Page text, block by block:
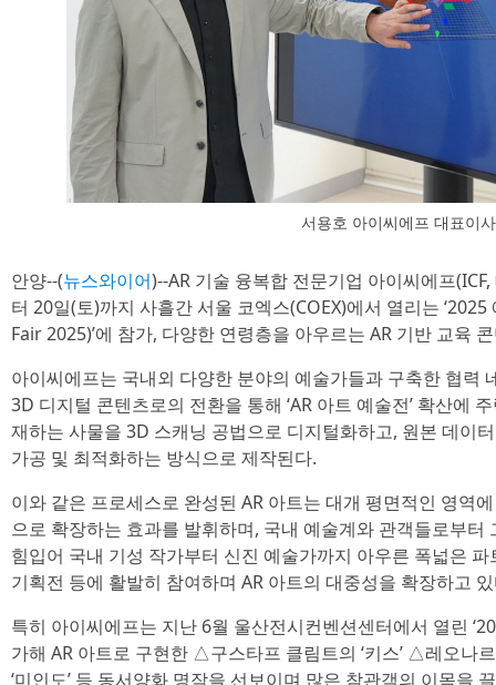
서용호 아이씨에프 대표이사
안양--(뉴스와이어)--AR 기술 융복합 전문기업 아이씨에프
터 20일(토)까지 사흘간 서울 코엑스(COEX)에서 열리는
Fair 2025)’에 참가, 다양한 연령층을 아우르는 AR 기반 교육
아이씨에프는 국내외 다양한 분야의 예술가들과 구축한 협력
3D 디지털 콘텐츠로의 전환을 통해 ‘AR 아트 예술전’ 확산에
재하는 사물을 3D 스캐닝 공법으로 디지털화하고, 원본 데이
가공 및 최적화하는 방식으로 제작된다.
이와 같은 프로세스로 완성된 AR 아트는 대개 평면적인 영역
으로 확장하는 효과를 발휘하며, 국내 예술계와 관객들로부터
힘입어 국내 기성 작가부터 신진 예술가까지 아우른 폭넓은
기획전 등에 활발히 참여하며 AR 아트의 대중성을 확장하고
특히 아이씨에프는 지난 6월 울산전시컨벤션센터에서 열린
가해 AR 아트로 구현한 △구스타프 클림트의 ‘키스’ △레오나
‘미인도’ 등 동서양화 명작을 선보이며 많은 참관객의 이목을